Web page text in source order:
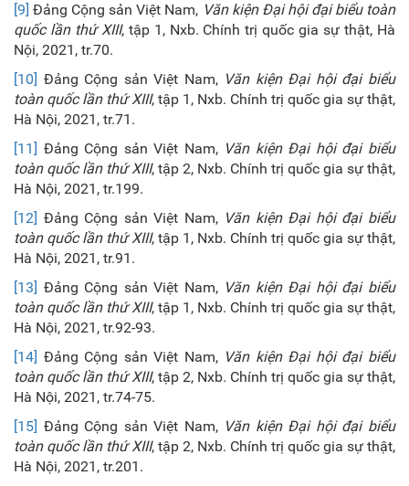
[9] Đảng Cộng sản Việt Nam, Văn kiện Đại hội đại biểu toàn
quốc lần thứ XIII, tập 1, Nxb. Chính trị quốc gia sự thật, Hà
Nội, 2021, tr.70.
[10] Đảng Cộng sản Việt Nam, Văn kiện Đại hội đại biểu
toàn quốc lần thứ XIII, tập 1, Nxb. Chính trị quốc gia sự thật,
Hà Nội, 2021, tr.71.
[11] Đảng Cộng sản Việt Nam, Văn kiện Đại hội đại biểu
toàn quốc lần thứ XIII, tập 2, Nxb. Chính trị quốc gia sự thật,
Hà Nội, 2021, tr.199.
[12] Đảng Cộng sản Việt Nam, Văn kiện Đại hội đại biểu
toàn quốc lần thứ XIII, tập 1, Nxb. Chính trị quốc gia sự thật,
Hà Nội, 2021, tr.91.
[13] Đảng Cộng sản Việt Nam, Văn kiện Đại hội đại biểu
toàn quốc lần thứ XIII, tập 1, Nxb. Chính trị quốc gia sự thật,
Hà Nội, 2021, tr.92-93.
[14] Đảng Cộng sản Việt Nam, Văn kiện Đại hội đại biểu
toàn quốc lần thứ XIII, tập 2, Nxb. Chính trị quốc gia sự thật,
Hà Nội, 2021, tr.74-75.
[15] Đảng Cộng sản Việt Nam, Văn kiện Đại hội đại biểu
toàn quốc lần thứ XIII, tập 2, Nxb. Chính trị quốc gia sự thật,
Hà Nội, 2021, tr.201.